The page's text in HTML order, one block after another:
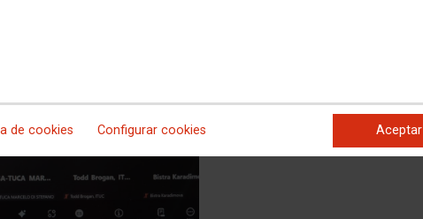
de cookies Configurar cookies Aceptar